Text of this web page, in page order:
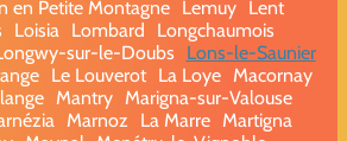
en Petite Montagne Lemuy
Lent
Loisia Lombard
Longchaumois
sur-le-Doubs
Lons-le-Saunier
Le Louverot La Loye Macornay
Mantry Marigna-sur-Valouse
Marnoz La Marre Martigna